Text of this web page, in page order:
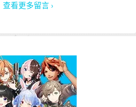
查看更多留言 ›